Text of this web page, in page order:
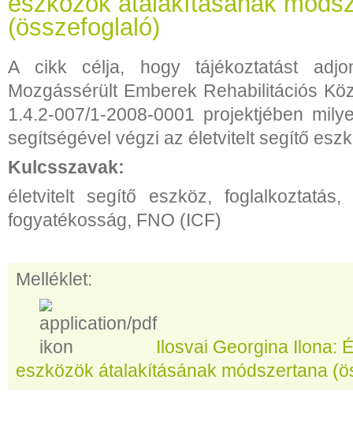
(összefoglaló)
A cikk célja, hogy tájékoztatást
Mozgássérült Emberek Rehabilitációs
1.4.2-007/1-2008-0001 projektjében
segítségével végzi az életvitelt segítő
Kulcsszavak:
életvitelt segítő eszköz, foglalkoztatás,
fogyatékosság, FNO (ICF)
Melléklet:
Ilosvai Georgina Ilona:
eszközök átalakításának módszertana